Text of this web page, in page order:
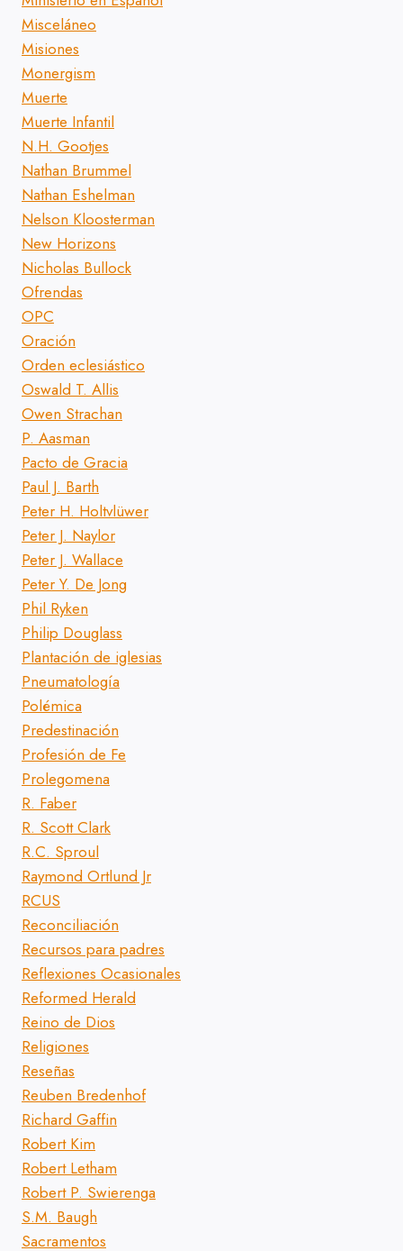
Misceláneo
Misiones
Monergism
Muerte
Muerte Infantil
N.H. Gootjes
Nathan Brummel
Nathan Eshelman
Nelson Kloosterman
New Horizons
Nicholas Bullock
Ofrendas
OPC
Oración
Orden eclesiástico
Oswald T. Allis
Owen Strachan
P. Aasman
Pacto de Gracia
Paul J. Barth
Peter H. Holtvlüwer
Peter J. Naylor
Peter J. Wallace
Peter Y. De Jong
Phil Ryken
Philip Douglass
Plantación de iglesias
Pneumatología
Polémica
Predestinación
Profesión de Fe
Prolegomena
R. Faber
R. Scott Clark
R.C. Sproul
Raymond Ortlund Jr
RCUS
Reconciliación
Recursos para padres
Reflexiones Ocasionales
Reformed Herald
Reino de Dios
Religiones
Reseñas
Reuben Bredenhof
Richard Gaffin
Robert Kim
Robert Letham
Robert P. Swierenga
S.M. Baugh
Sacramentos